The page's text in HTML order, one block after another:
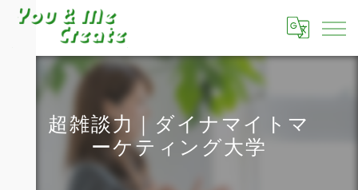
超雑談力｜ダイナマイトマ
ーケティング大学